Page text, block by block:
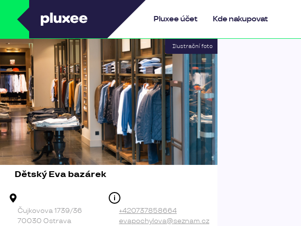
PluxeePluxee účet Kde nakupovat
Dětský Eva bazárek
Čujkovova 1739/36
70030 Ostrava
+420737858664
evapochylova@seznam.cz